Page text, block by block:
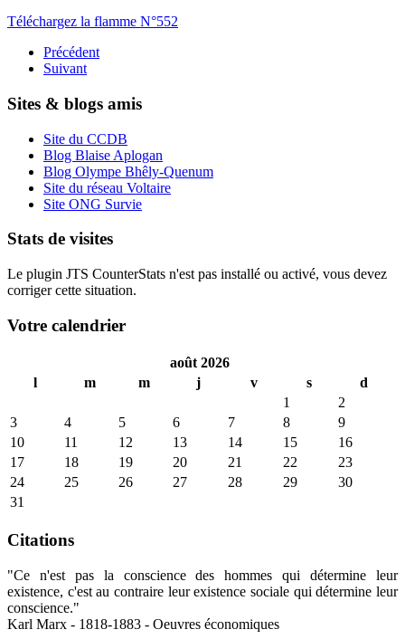
Téléchargez la flamme N°552
Précédent
Suivant
Sites & blogs amis
Site du CCDB
Blog Blaise Aplogan
Blog Olympe Bhêly-Quenum
Site du réseau Voltaire
Site ONG Survie
Stats de visites
Le plugin JTS CounterStats n'est pas installé ou activé, vous devez
corriger cette situation.
Votre calendrier
août 2026
l
m m j v s
d
1
2
3
4 5 6 7 8
9
10
11 12 13 14 15
16
17
18 19 20 21 22
23
24
25 26 27 28 29
30
31
Citations
"Ce n'est pas la conscience des hommes qui détermine leur
existence, c'est au contraire leur existence sociale qui détermine leur
conscience."
Karl Marx - 1818-1883 - Oeuvres économiques